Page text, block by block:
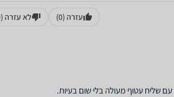
עזרה(0) לא עזרה(0)